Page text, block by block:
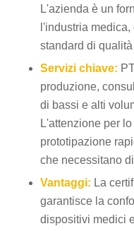
L'azienda è un
l'industria
standard di
Servizi chiave:
produzione,
di bassi e alti
L'attenzione per
prototipazione
che necessitano
Vantaggi: La
garantisce la
dispositivi medici